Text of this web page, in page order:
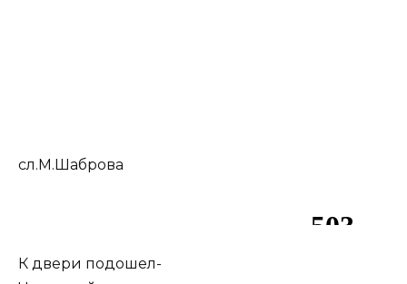
сл.М.Шаброва
К двери подошел-